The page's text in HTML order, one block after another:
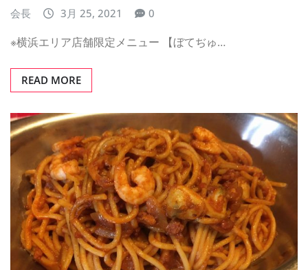
会長 3月 25, 2021 0
※横浜エリア店舗限定メニュー 【ぼてぢゅ…
READ MORE